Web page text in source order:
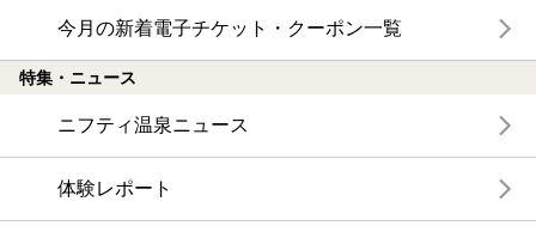
今月の新着電子チケット・クーポン一覧
特集・ニュース
ニフティ温泉ニュース
体験レポート